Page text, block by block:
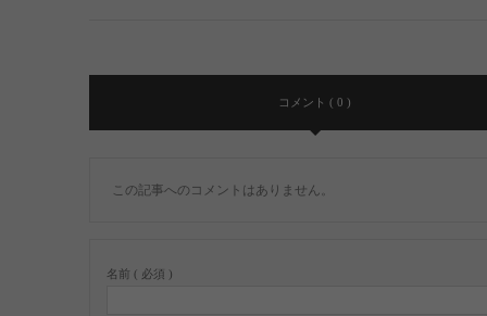
コメント ( 0 )
この記事へのコメントはありません。
名前 ( 必須 )